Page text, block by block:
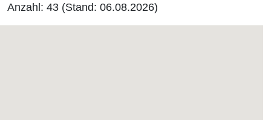
Anzahl: 43 (Stand: 06.08.2026)